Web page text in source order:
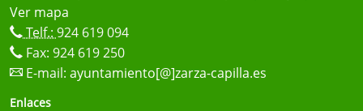
Ver mapa
Telf.: 924 619 094
Fax: 924 619 250
E-mail: ayuntamiento[@]zarza-capilla.es
Enlaces